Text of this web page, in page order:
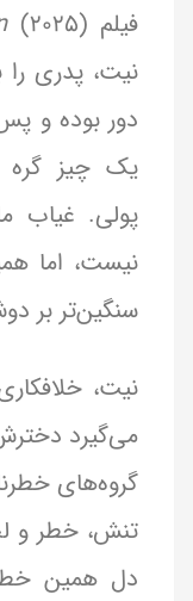
فیلم
نیت، پدری را
دور بوده و
یک چیز گره
پولی. غیاب
نیست، اما
سنگین‌تر بر
نیت،
می‌گیرد
گروه‌های
تنش، خطر و
دل همین